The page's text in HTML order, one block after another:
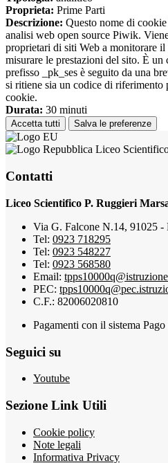
Proprieta: Prime Parti
Descrizione: Questo nome di
analisi web open source Piwik.
proprietari di siti Web a monitorare
misurare le prestazioni del sito. È
prefisso _pk_ses è seguito da una
si ritiene sia un codice di
cookie.
Durata: 30 minuti
Accetta tutti Salva le preferenze
Liceo
Contatti
Liceo Scientifico P. Ruggieri
Via G. Falcone N.14, 91025 -
Tel: 0923 718295
Tel: 0923 548227
Tel: 0923 568580
Email:
PEC:
C.F.: 82006020810
Pagamenti con il sistema
Seguici su
Youtube
Sezione Link Utili
Cookie policy
Note legali
Informativa Privacy